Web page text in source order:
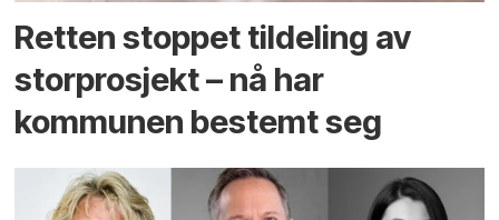
Retten stoppet tildeling av
storprosjekt – nå har
kommunen bestemt seg